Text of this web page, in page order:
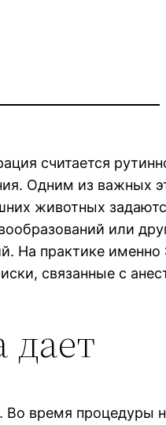
считается
Одним из важных
животных
или
На практике именно
связанные с
Во время процедуры